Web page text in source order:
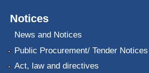
Notices
News and Notices
Public Procurement/ Tender Notices
Act, law and directives